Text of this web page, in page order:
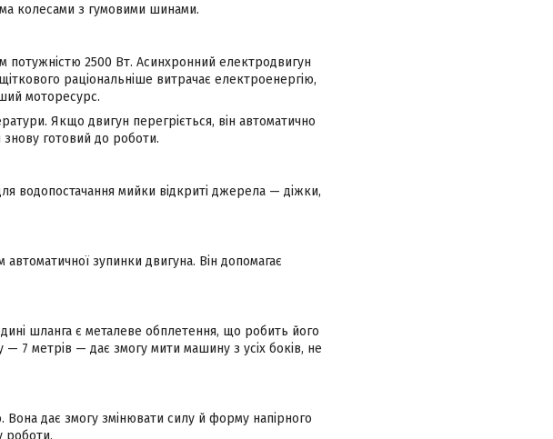
колесами з гумовими шинами.
2500 Вт. Асинхронний електродвигун
раціональніше витрачає електроенергію,
моторесурс.
Якщо двигун перегріється, він автоматично
знову готовий до роботи.
водопостачання мийки відкриті джерела — діжки,
зупинки двигуна. Він допомагає
шланга є металеве обплетення, що робить його
7 метрів — дає змогу мити машину з усіх боків, не
дає змогу змінювати силу й форму напірного
роботи.